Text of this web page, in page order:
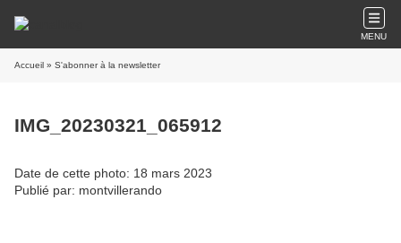
MENU
Accueil » S'abonner à la newsletter
IMG_20230321_065912
Date de cette photo: 18 mars 2023
Publié par: montvillerando